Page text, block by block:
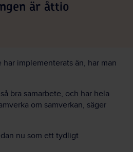
är åttio
implementerats än, har man
bra samarbete, och har hela
om samverkan, säger
nu som ett tydligt